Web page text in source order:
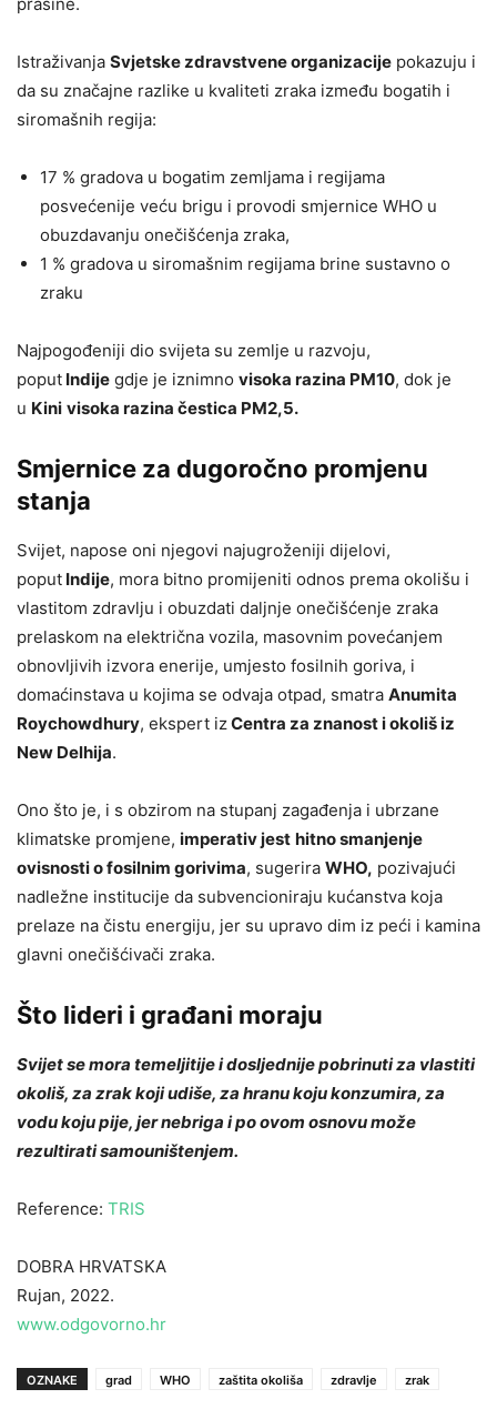
Istraživanja Svjetske zdravstvene organizacije pokazuju i
da su značajne razlike u kvaliteti zraka između bogatih i
siromašnih regija:
17 % gradova u bogatim zemljama i regijama
posvećenije veću brigu i provodi smjernice WHO u
obuzdavanju onečišćenja zraka,
1 % gradova u siromašnim regijama brine sustavno o
zraku
Najpogođeniji dio svijeta su zemlje u razvoju,
poput Indije gdje je iznimno visoka razina PM10, dok je
u Kini visoka razina čestica PM2,5.
Smjernice za dugoročno promjenu
stanja
Svijet, napose oni njegovi najugroženiji dijelovi,
poput Indije, mora bitno promijeniti odnos prema okolišu i
vlastitom zdravlju i obuzdati daljnje onečišćenje zraka
prelaskom na električna vozila, masovnim povećanjem
obnovljivih izvora enerije, umjesto fosilnih goriva, i
domaćinstava u kojima se odvaja otpad, smatra Anumita
Roychowdhury, ekspert izCentra za znanost i okoliš iz
New Delhija.
Ono što je, i s obzirom na stupanj zagađenja i ubrzane
klimatske promjene, imperativ jest hitno smanjenje
ovisnosti o fosilnim gorivima, sugerira WHO, pozivajući
nadležne institucije da subvencioniraju kućanstva koja
prelaze na čistu energiju, jer su upravo dim iz peći i kamina
glavni onečišćivači zraka.
Što lideri i građani moraju
Svijet se mora temeljitije i dosljednije pobrinuti za vlastiti
okoliš, za zrak koji udiše, za hranu koju konzumira, za
vodu koju pije, jer nebriga i po ovom osnovu može
rezultirati samouništenjem.
Reference: TRIS
DOBRA HRVATSKA
Rujan, 2022.
www.odgovorno.hr
OZNAKE grad WHO zaštita okoliša zdravlje zrak